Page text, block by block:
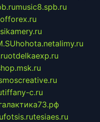
music8.spb.ru
hohota.netalimy.ru
otdelkaexp.ru
tiffany-c.ru
fotsis.rutesiaes.ru